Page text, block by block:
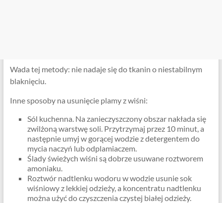
Wada tej metody: nie nadaje się do tkanin o niestabilnym
blaknięciu.
Inne sposoby na usunięcie plamy z wiśni:
Sól kuchenna. Na zanieczyszczony obszar nakłada się
zwilżoną warstwę soli. Przytrzymaj przez 10 minut, a
następnie umyj w gorącej wodzie z detergentem do
mycia naczyń lub odplamiaczem.
Ślady świeżych wiśni są dobrze usuwane roztworem
amoniaku.
Roztwór nadtlenku wodoru w wodzie usunie sok
wiśniowy z lekkiej odzieży, a koncentratu nadtlenku
można użyć do czyszczenia czystej białej odzieży.